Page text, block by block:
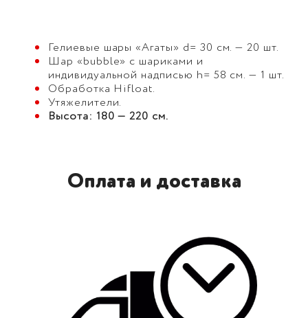
Гелиевые шары «Агаты» d= 30 см. — 20 шт.
Шар «bubble» с шариками и
индивидуальной надписью h= 58 см. — 1 шт.
Обработка Hifloat.
Утяжелители.
Высота: 180 — 220 см.
Оплата и доставка